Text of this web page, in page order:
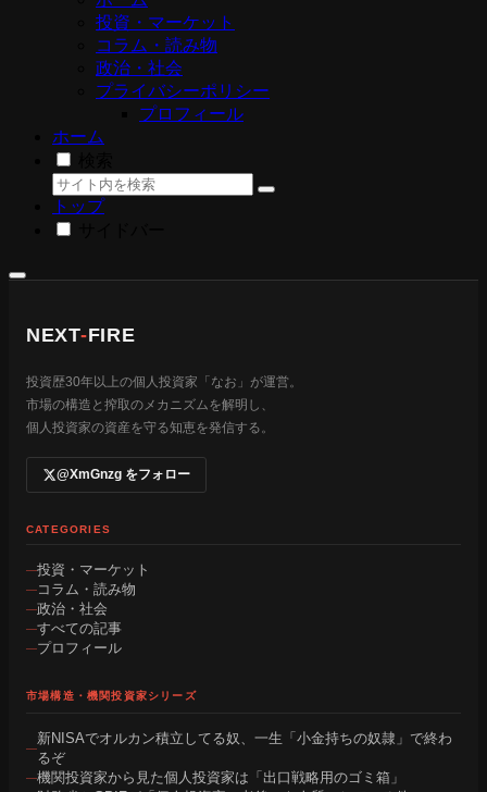
投資・マーケット
コラム・読み物
政治・社会
プライバシーポリシー
プロフィール
ホーム
トップ
NEXT-FIRE
投資歴30年以上の個人投資家「なお」が運営。
市場の構造と搾取のメカニズムを解明し、
個人投資家の資産を守る知恵を発信する。
@XmGnzg をフォロー
CATEGORIES
投資・マーケット
コラム・読み物
政治・社会
すべての記事
プロフィール
市場構造・機関投資家シリーズ
新NISAでオルカン積立してる奴、一生「小金持ちの奴隷」で終わ
るぞ
機関投資家から見た個人投資家は「出口戦略用のゴミ箱」